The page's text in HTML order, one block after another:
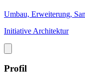
Umbau, Erweiterung,
Initiative Architektur
Profil